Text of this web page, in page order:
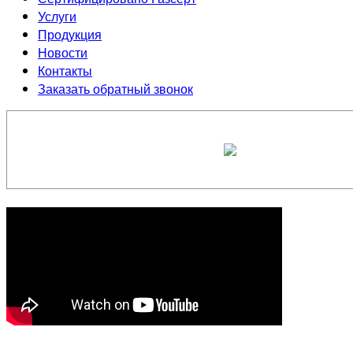
Услуги
Продукция
Новости
Контакты
Заказать обратный звонок